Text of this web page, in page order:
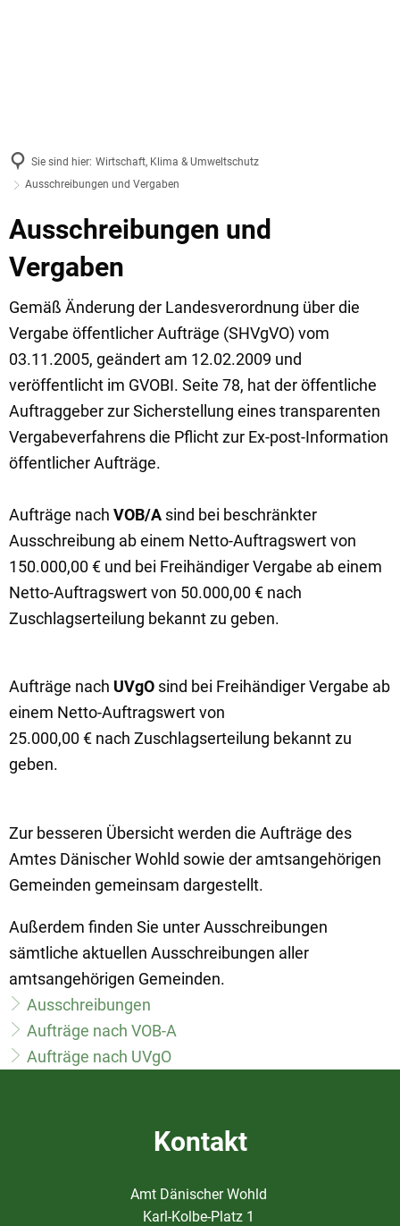
Sie sind hier: Wirtschaft, Klima & Umweltschutz
Ausschreibungen und Vergaben
Ausschreibungen und
Vergaben
Gemäß Änderung der Landesverordnung über die
Vergabe öffentlicher Aufträge (SHVgVO) vom
03.11.2005, geändert am 12.02.2009 und
veröffentlicht im GVOBI. Seite 78, hat der öffentliche
Auftraggeber zur Sicherstellung eines transparenten
Vergabeverfahrens die Pflicht zur Ex-post-Information
öffentlicher Aufträge.
Aufträge nach VOB/A sind bei beschränkter
Ausschreibung ab einem Netto-Auftragswert von
150.000,00 € und bei Freihändiger Vergabe ab einem
Netto-Auftragswert von 50.000,00 € nach
Zuschlagserteilung bekannt zu geben.
Aufträge nach UVgO sind bei Freihändiger Vergabe ab
einem Netto-Auftragswert von
25.000,00 € nach Zuschlagserteilung bekannt zu
geben.
Zur besseren Übersicht werden die Aufträge des
Amtes Dänischer Wohld sowie der amtsangehörigen
Gemeinden gemeinsam dargestellt.
Außerdem finden Sie unter Ausschreibungen
sämtliche aktuellen Ausschreibungen aller
amtsangehörigen Gemeinden.
Ausschreibungen
Aufträge nach VOB-A
Aufträge nach UVgO
Kontakt
Amt Dänischer Wohld
Karl-Kolbe-Platz 1